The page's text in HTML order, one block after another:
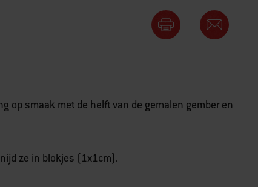
op smaak met de helft van de gemalen gember en
ze in blokjes (1x1cm).